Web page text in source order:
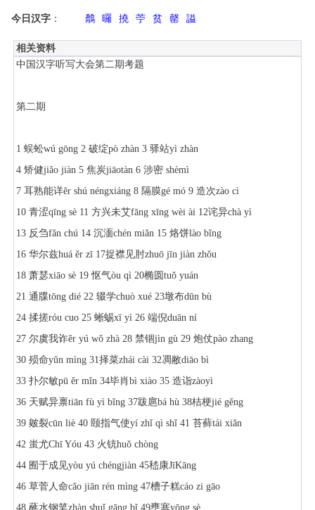
今日汉字 ： 鷮 曪 撓 苧 贫 罄 謚
相关资料
中国汉字听写大会第二期考题
第二期
1 蜈蚣wú gōng 2 破绽pò zhàn 3 驿站yì zhàn
4 矫健jiǎo jiàn 5 焦炭jiāotàn 6 涉密 shèmì
7 耳熟能详ěr shú néngxiáng 8 隔膜gé mó 9 造次zào cì
10 青涩qīng sè 11 方兴未艾fāng xīng wèi ài 12诧异chà yì
13 反刍fǎn chú 14 沉湎chén miǎn 15 烙饼lào bǐng
16 华尔兹huá ěr zī 17捉襟见肘zhuō jīn jiàn zhǒu
18 萧瑟xiāo sè 19 怄气òu qì 20椭圆tuǒ yuán
21 通牒tōng dié 22 辍学chuò xué 23墩布dūn bù
24 揉搓róu cuo 25 蜥蜴xī yì 26 端倪duān ní
27 尔虞我诈ěr yú wǒ zhà 28 禁锢jìn gù 29 炮仗pào zhang
30 殒命yǔn mìng 31择菜zhái cài 32凋敝diāo bì
33 扑尔敏pū ěr mǐn 34毕肖bì xiào 35 造诣zàoyì
36 天赋异禀tiān fù yì bǐng 37跋扈bá hù 38桔梗jié gěng
39 皴裂cūn liè 40 颐指气使yí zhǐ qì shǐ 41 苔藓tái xiǎn
42 蚩尤Chī Yóu 43 火铳huǒ chòng
44 囿于成见yòu yú chéngjiàn 45嵇康JīKāng
46 草菅人命cǎo jiān rén mìng 47槽子糕cáo zi gāo
48 蘸水钢笔zhàn shuǐ gāng bǐ 49壅塞yōng sè